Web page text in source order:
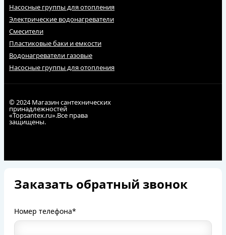
Насосные группы для отопления
Электрические водонагреватели
Смесители
Пластиковые баки и емкости
Водонагреватели газовые
Насосные группы для отопления
© 2024 Магазин сантехнических
принадлежностей
«Topsantex.ru».Все права
защищены.
Заказать обратный звонок
Номер телефона*